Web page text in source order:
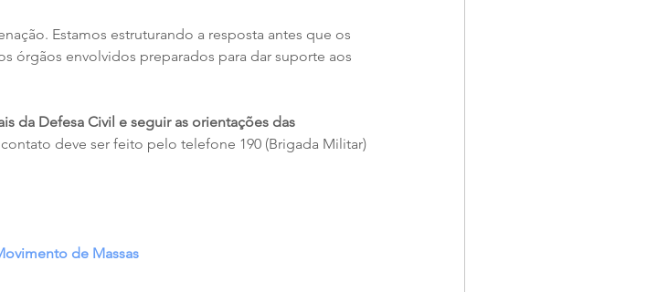
Estamos estruturando a resposta antes que os
órgãos envolvidos preparados para dar suporte aos
da Defesa Civil e seguir as orientações das
deve ser feito pelo telefone 190 (Brigada Militar)
de Massas